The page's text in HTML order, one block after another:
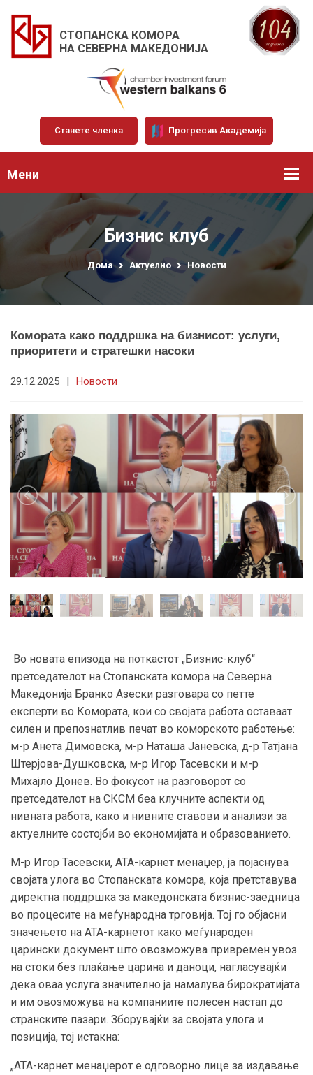
СТОПАНСКА КОМОРА
НА СЕВЕРНА МАКЕДОНИЈА
Станете членка Прогресив Академија
Мени
Бизнис клуб
Дома Актуелно Новости
Комората како поддршка на бизнисот: услуги,
приоритети и стратешки насоки
29.12.2025 | Новости
Во новата епизода на поткастот „Бизнис-клуб“
претседателот на Стопанската комора на Северна
Македонија Бранко Азески разговара со петте
експерти во Комората, кои со својата работа оставаат
силен и препознатлив печат во коморското работење:
м-р Анета Димовска, м-р Наташа Јаневска, д-р Татјана
Штерјова-Душковска, м-р Игор Тасевски и м-р
Михајло Донев. Во фокусот на разговорот со
претседателот на СКСМ беа клучните аспекти од
нивната работа, како и нивните ставови и анализи за
актуелните состојби во економијата и образованието.
М-р Игор Тасевски, АТА-карнет менаџер, ја појаснува
својата улога во Стопанската комора, која претставува
директна поддршка за македонската бизнис-заедница
во процесите на меѓународна трговија. Тој го објасни
значењето на АТА-карнетот како меѓународен
царински документ што овозможува привремен увоз
на стоки без плаќање царина и даноци, нагласувајќи
дека оваа услуга значително ја намалува бирократијата
и им овозможува на компаниите полесен настап до
странските пазари. Зборувајќи за својата улога и
позиција, тој истакна:
„АТА-карнет менаџерот е одговорно лице за издавање